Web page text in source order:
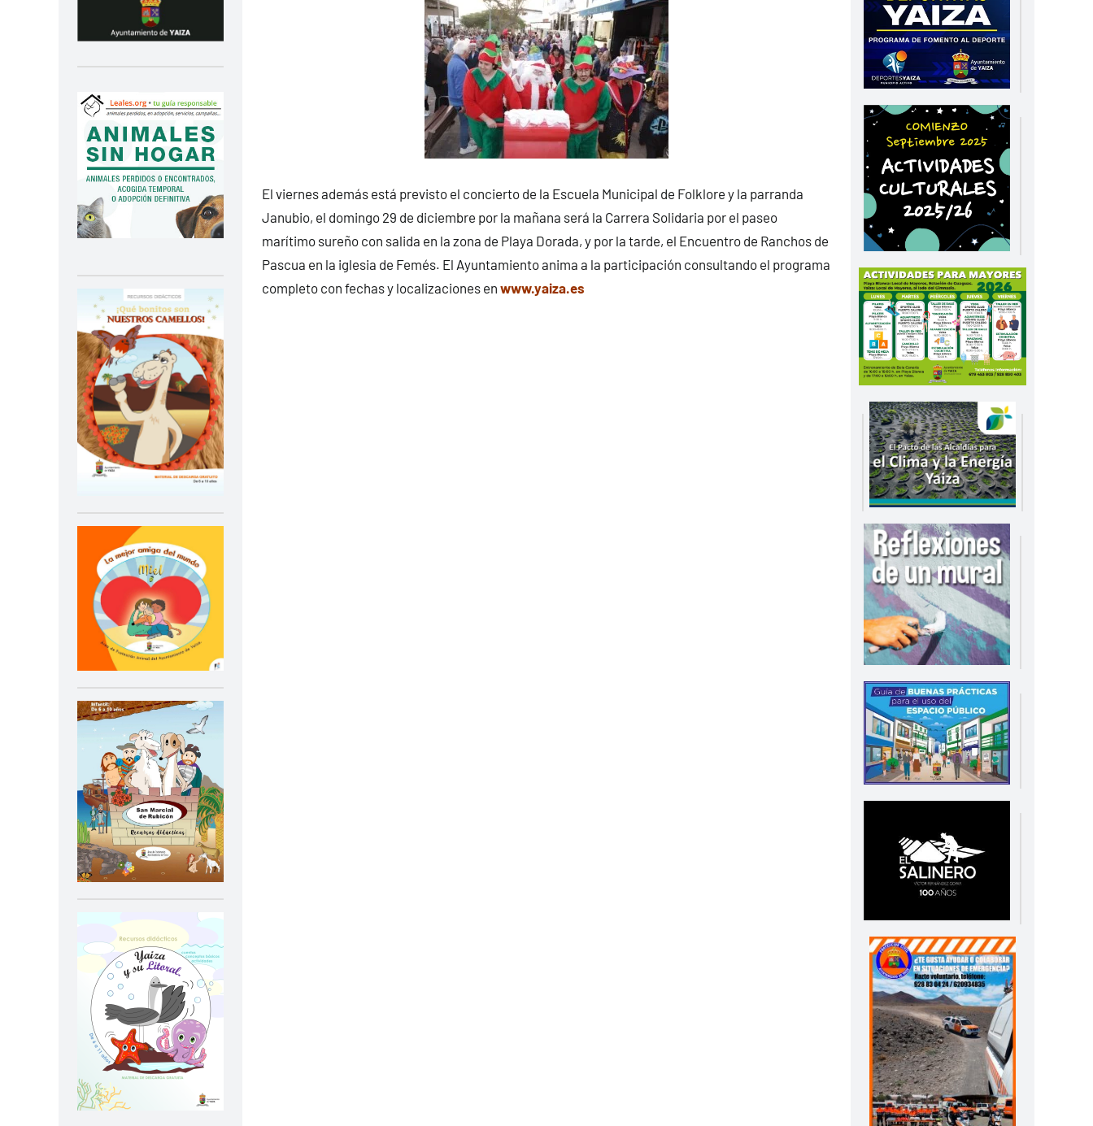
El viernes además está previsto el concierto de la Escuela Municipal de Folklore y la parranda
Janubio, el domingo 29 de diciembre por la mañana será la Carrera Solidaria por el paseo
marítimo sureño con salida en la zona de Playa Dorada, y por la tarde, el Encuentro de Ranchos de
Pascua en la iglesia de Femés. El Ayuntamiento anima a la participación consultando el programa
completo con fechas y localizaciones en www.yaiza.es